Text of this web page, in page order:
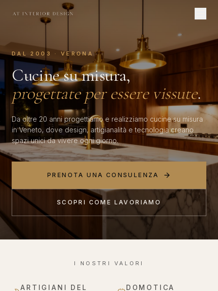
DAL 2003 · VERONA
Cucine su misura,
progettate per essere vissute.
Da oltre 20 anni progettiamo e realizziamo cucine su misura
in Veneto, dove design, artigianalità e tecnologia creano
spazi unici da vivere ogni giorno.
PRENOTA UNA CONSULENZA
SCOPRI COME LAVORIAMO
I NOSTRI VALORI
ARTIGIANI DEL
DOMOTICA